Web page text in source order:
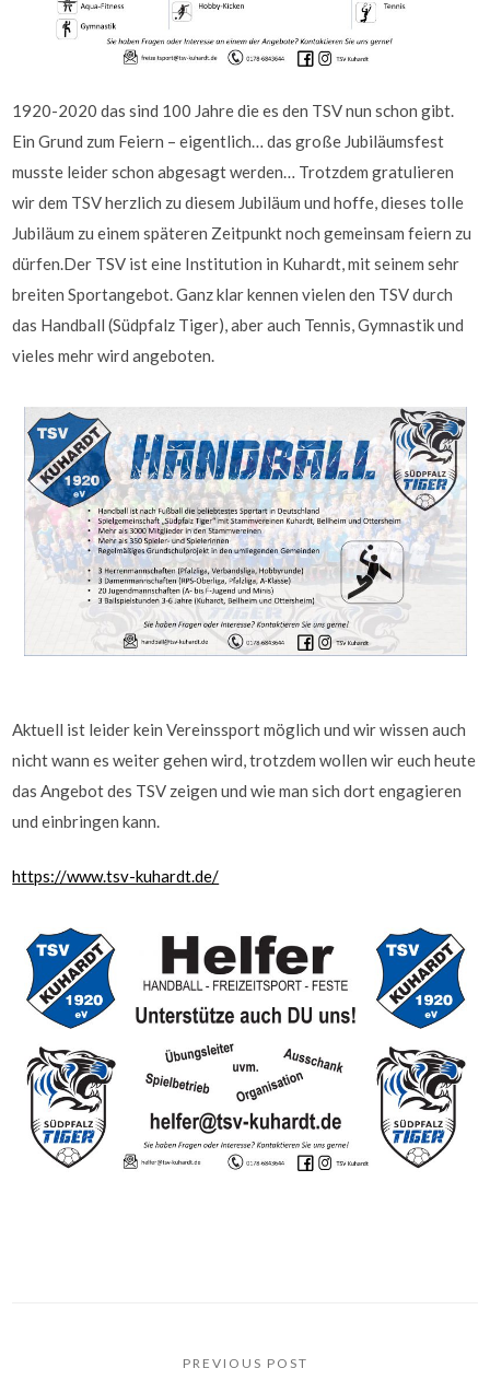
1920-2020 das sind 100 Jahre die es den TSV nun schon gibt.
Ein Grund zum Feiern – eigentlich… das große Jubiläumsfest
musste leider schon abgesagt werden… Trotzdem gratulieren
wir dem TSV herzlich zu diesem Jubiläum und hoffe, dieses tolle
Jubiläum zu einem späteren Zeitpunkt noch gemeinsam feiern zu
dürfen.Der TSV ist eine Institution in Kuhardt, mit seinem sehr
breiten Sportangebot. Ganz klar kennen vielen den TSV durch
das Handball (Südpfalz Tiger), aber auch Tennis, Gymnastik und
vieles mehr wird angeboten.
Aktuell ist leider kein Vereinssport möglich und wir wissen auch
nicht wann es weiter gehen wird, trotzdem wollen wir euch heute
das Angebot des TSV zeigen und wie man sich dort engagieren
und einbringen kann.
https://www.tsv-kuhardt.de/